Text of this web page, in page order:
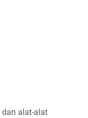
alat-alat